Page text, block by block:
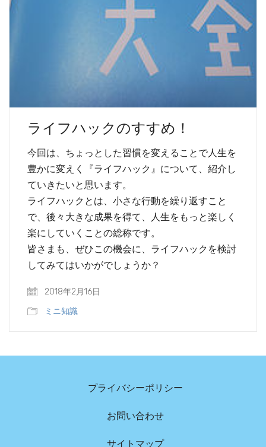
ライフハックのすすめ！
今回は、ちょっとした習慣を変えることで人生を
豊かに変えく『ライフハック』について、紹介し
ていきたいと思います。
ライフハックとは、小さな行動を繰り返すこと
で、後々大きな成果を得て、人生をもっと楽しく
楽にしていくことの総称です。
皆さまも、ぜひこの機会に、ライフハックを検討
してみてはいかがでしょうか？
2018年2月16日
ミニ知識
プライバシーポリシー
お問い合わせ
サイトマップ